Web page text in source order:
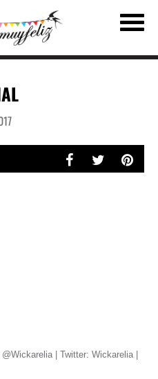
| Twitter: Wickarelia |